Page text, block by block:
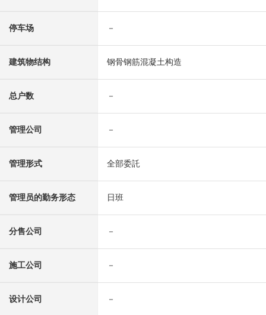
停车场 －
建筑物结构 钢骨钢筋混凝土构造
总户数 －
管理公司 －
管理形式 全部委託
管理员的勤务形态 日班
分售公司 －
施工公司 －
设计公司 －